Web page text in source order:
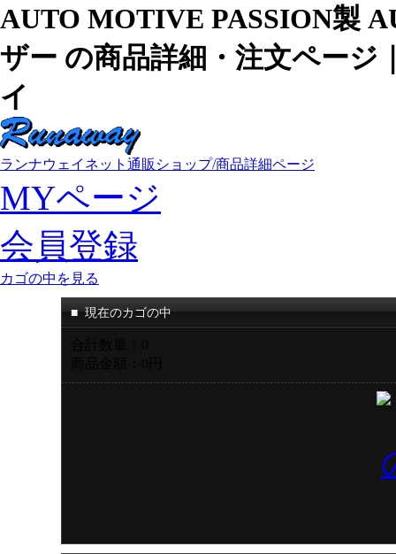
AUTO MOTIVE PASSION製
ザー の商品詳細・注文ページ
イ
ランナウェイネット通販ショップ/商品詳細ページ
MYページ
会員登録
カゴの中を見る
■ 現在のカゴの中